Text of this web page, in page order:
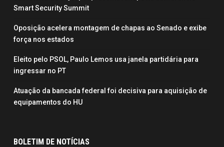
Smart Security Summit
Oposição acelera montagem de chapas ao Senado e exibe
força nos estados
Eleito pelo PSOL, Paulo Lemos usa janela partidária para
ingressar no PT
Atuação da bancada federal foi decisiva para aquisição de
equipamentos do HU
BOLETIM DE NOTÍCIAS